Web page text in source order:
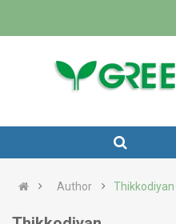
Author Thikkodiyan